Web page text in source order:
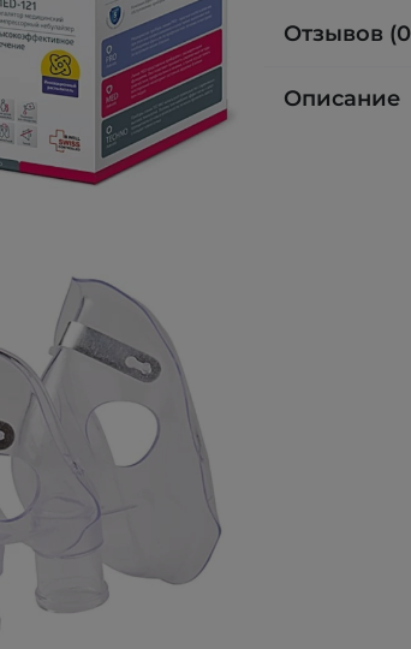
Отзывов
Описание